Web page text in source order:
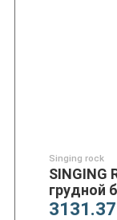
Singing rock
SINGING
грудной